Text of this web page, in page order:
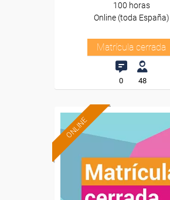
100 horas
Online (toda España)
Matrícula cerrada
0 48
ONLINE